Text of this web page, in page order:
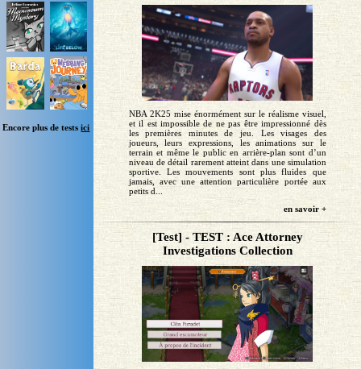
Encore plus de testsici
NBA 2K25 mise énormément sur le réalisme visuel,
et il est impossible de ne pas être impressionné dès
les premières minutes de jeu. Les visages des
joueurs, leurs expressions, les animations sur le
terrain et même le public en arrière-plan sont d’un
niveau de détail rarement atteint dans une simulation
sportive. Les mouvements sont plus fluides que
jamais, avec une attention particulière portée aux
petits d...
en savoir +
[Test] - TEST : Ace Attorney
Investigations Collection